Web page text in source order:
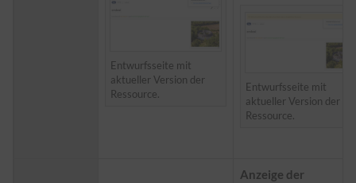
Entwurfsseite mit
aktueller Version der
Ressource.
Entwurfsseite mit
aktueller Version der
Ressource.
Anzeige der